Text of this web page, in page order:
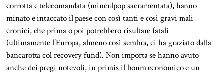
corrotta e telecomandata (minculpop sacramentata), hanno
minato e intaccato il paese con così tanti e così gravi mali
cronici, che prima o poi potrebbero risultare fatali
(ultimamente l’Europa, almeno così sembra, ci ha graziato dalla
bancarotta col recovery fund). Non importa se hanno avuto
anche dei pregi notevoli, in primis il boum economico e un